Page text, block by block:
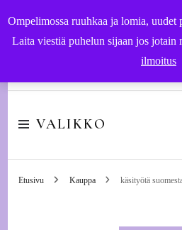
Ompelimossa ruuhkaa ja lomia,
Laita viestiä puhelun sijaan jos jotain
ilmoitus
VALIKKO
Etusivu Kauppa käsityötä